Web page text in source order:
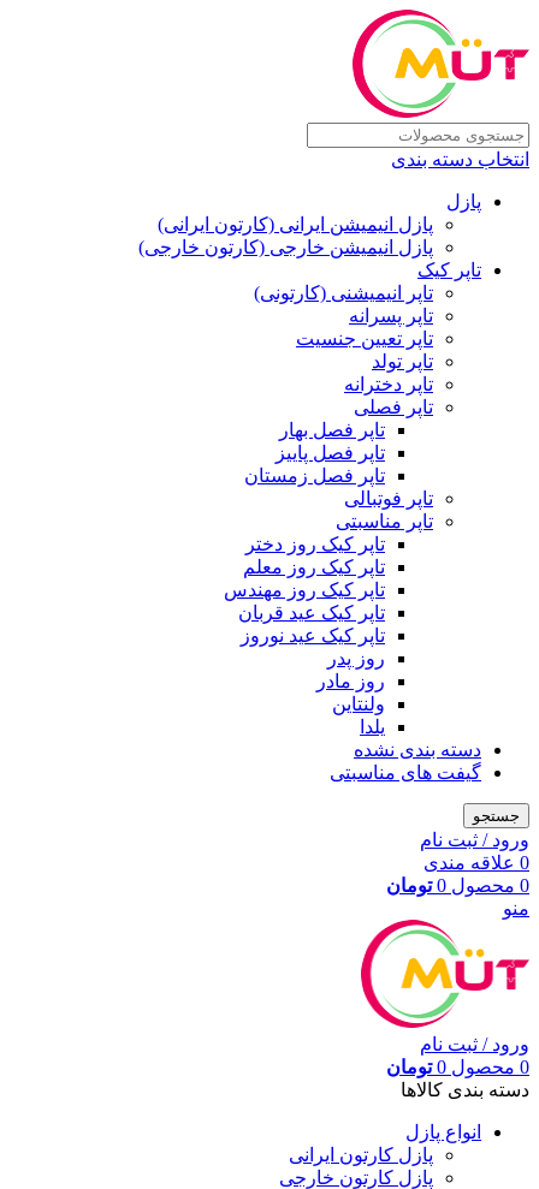
انتخاب دسته بندی
پازل
پازل انیمیشن ایرانی (کارتون ایرانی)
پازل انیمیشن خارجی (کارتون خارجی)
تاپر کیک
تاپر انیمیشنی (کارتونی)
تاپر پسرانه
تاپر تعیین جنسیت
تاپر تولد
تاپر دخترانه
تاپر فصلی
تاپر فصل بهار
تاپر فصل پاییز
تاپر فصل زمستان
تاپر فوتبالی
تاپر مناسبتی
تاپر کیک روز دختر
تاپر کیک روز معلم
تاپر کیک روز مهندس
تاپر کیک عید قربان
تاپر کیک عید نوروز
روز پدر
روز مادر
ولنتاین
یلدا
دسته بندی نشده
گیفت های مناسبتی
جستجو
ورود / ثبت نام
0 علاقه مندی
0 محصول 0 تومان
منو
ورود / ثبت نام
0 محصول 0 تومان
دسته بندی کالاها
انواع پازل
پازل کارتون ایرانی
پازل کارتون خارجی